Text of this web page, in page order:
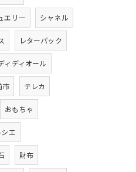
エリー シャネル
レターパック
ィディオール
市 テレカ
おもちゃ
エ
財布